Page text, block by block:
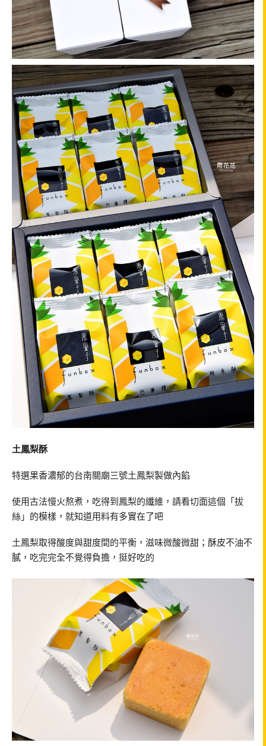
土鳳梨酥
特選果香濃郁的台南關廟三號土鳳梨製做內餡
使用古法慢火熬煮，吃得到鳳梨的纖維，請看切面這個「拔
絲」的模樣，就知道用料有多實在了吧
土鳳梨取得酸度與甜度間的平衡，滋味微酸微甜；酥皮不油不
膩，吃完完全不覺得負擔，挺好吃的